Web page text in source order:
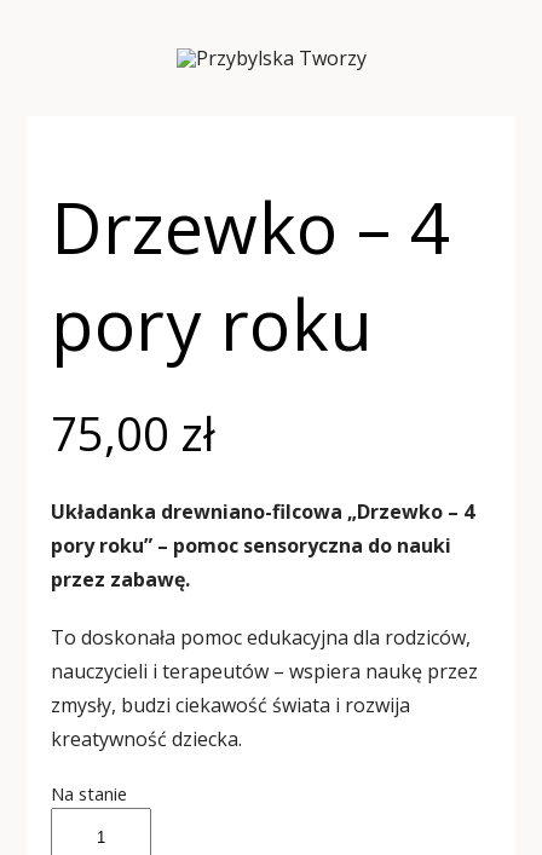
Drzewko – 4
pory roku
75,00 zł
Układanka drewniano-filcowa „Drzewko – 4
pory roku” – pomoc sensoryczna do nauki
przez zabawę.
To doskonała pomoc edukacyjna dla rodziców,
nauczycieli i terapeutów – wspiera naukę przez
zmysły, budzi ciekawość świata i rozwija
kreatywność dziecka.
Na stanie